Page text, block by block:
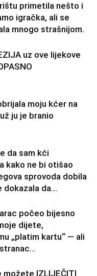
primetila nešto i
igračka, ali se
mnogo strašnijom.
uz ove lijekove
moju kćer na
ju je branio
da sam kći
kako ne bi otišao
sprovoda dobila
dokazala da...
počeo bijesno
dijete,
„platim kartu“ — ali
IZLIJEČITI